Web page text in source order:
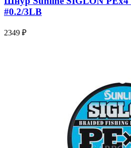
#0.2/3LB
2349 ₽